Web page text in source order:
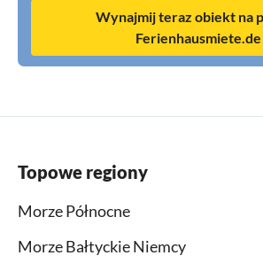
Wynajmij teraz obiekt na
Ferienhausmiete.de
Topowe regiony
Morze Północne
Morze Bałtyckie Niemcy